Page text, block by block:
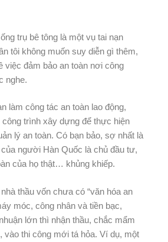
trụ bê tông là một vụ tai nạn
tôi không muốn suy diễn gì thêm,
việc đảm bảo an toàn nơi công
nghe.
làm công tác an toàn lao động,
trình xây dựng để thực hiện
lý an toàn. Có bạn bảo, sợ nhất là
người Hàn Quốc là chủ đầu tư,
của họ thật… khủng khiếp.
thầu vốn chưa có “văn hóa an
móc, công nhân và tiền bạc,
lớn thì nhận thầu, chắc mẩm
vào thi công mới tá hỏa. Ví dụ, một